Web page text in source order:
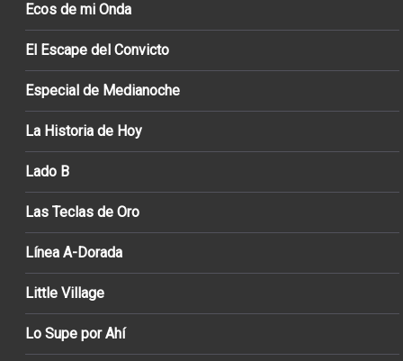
Ecos de mi Onda
El Escape del Convicto
Especial de Medianoche
La Historia de Hoy
Lado B
Las Teclas de Oro
Línea A-Dorada
Little Village
Lo Supe por Ahí